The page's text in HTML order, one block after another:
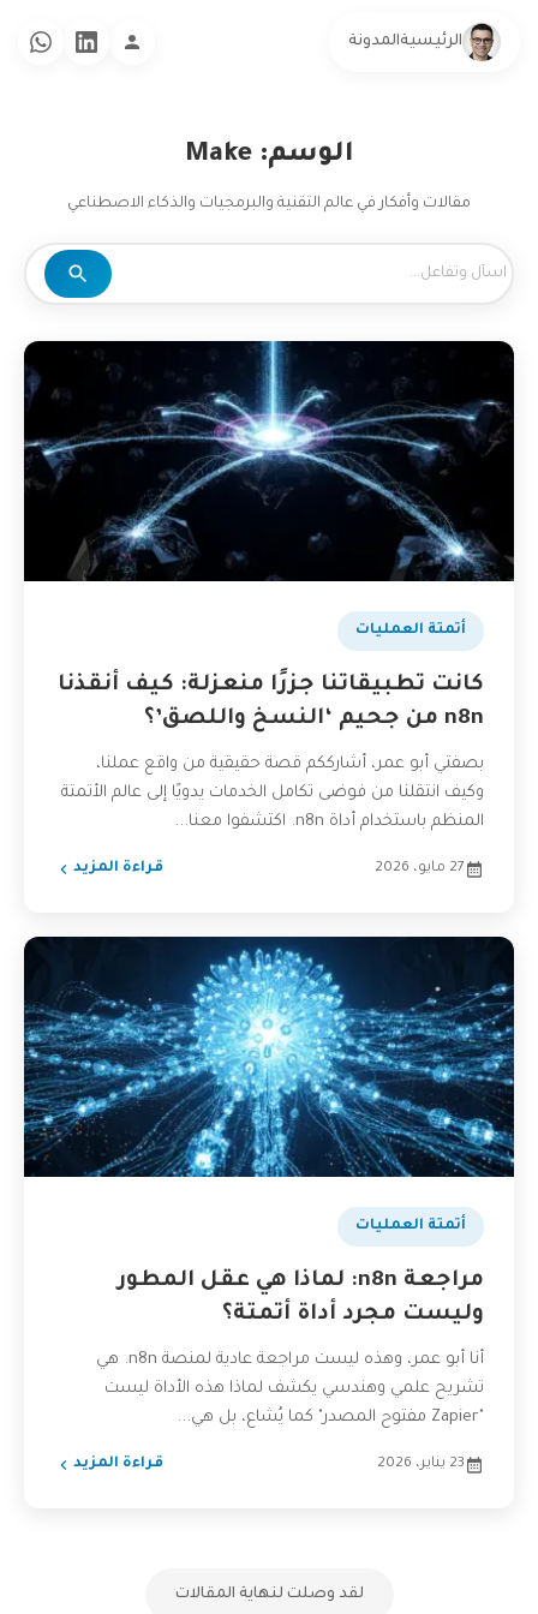
الرئيسيةالمدونة
الوسم: Make
مقالات وأفكار في عالم التقنية والبرمجيات والذكاء الاصطناعي
أتمتة العمليات
كانت تطبيقاتنا جزرًا منعزلة: كيف أنقذنا
n8n من جحيم ‘النسخ واللصق’؟
بصفتي أبو عمر، أشارككم قصة حقيقية من واقع عملنا،
وكيف انتقلنا من فوضى تكامل الخدمات يدويًا إلى عالم الأتمتة
المنظم باستخدام أداة n8n. اكتشفوا معنا...
27 مايو، 2026 قراءة المزيد
أتمتة العمليات
مراجعة n8n: لماذا هي عقل المطور
وليست مجرد أداة أتمتة؟
أنا أبو عمر، وهذه ليست مراجعة عادية لمنصة n8n. هي
تشريح علمي وهندسي يكشف لماذا هذه الأداة ليست
"Zapier مفتوح المصدر" كما يُشاع، بل هي...
23 يناير، 2026 قراءة المزيد
لقد وصلت لنهاية المقالات